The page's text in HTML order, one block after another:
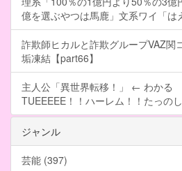
億を選ぶやつは馬鹿」文系ワイ「は
詐欺師ヒカルと詐欺グループVAZ関
垢凍結【part66】
主人公「異世界転移！」 ← わかる
TUEEEEE！！ハーレム！！たっの
ジャンル
芸能 (397)